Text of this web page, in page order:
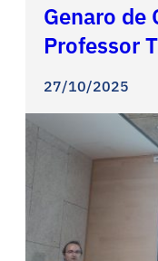
Genaro de
Professor
27/10/2025